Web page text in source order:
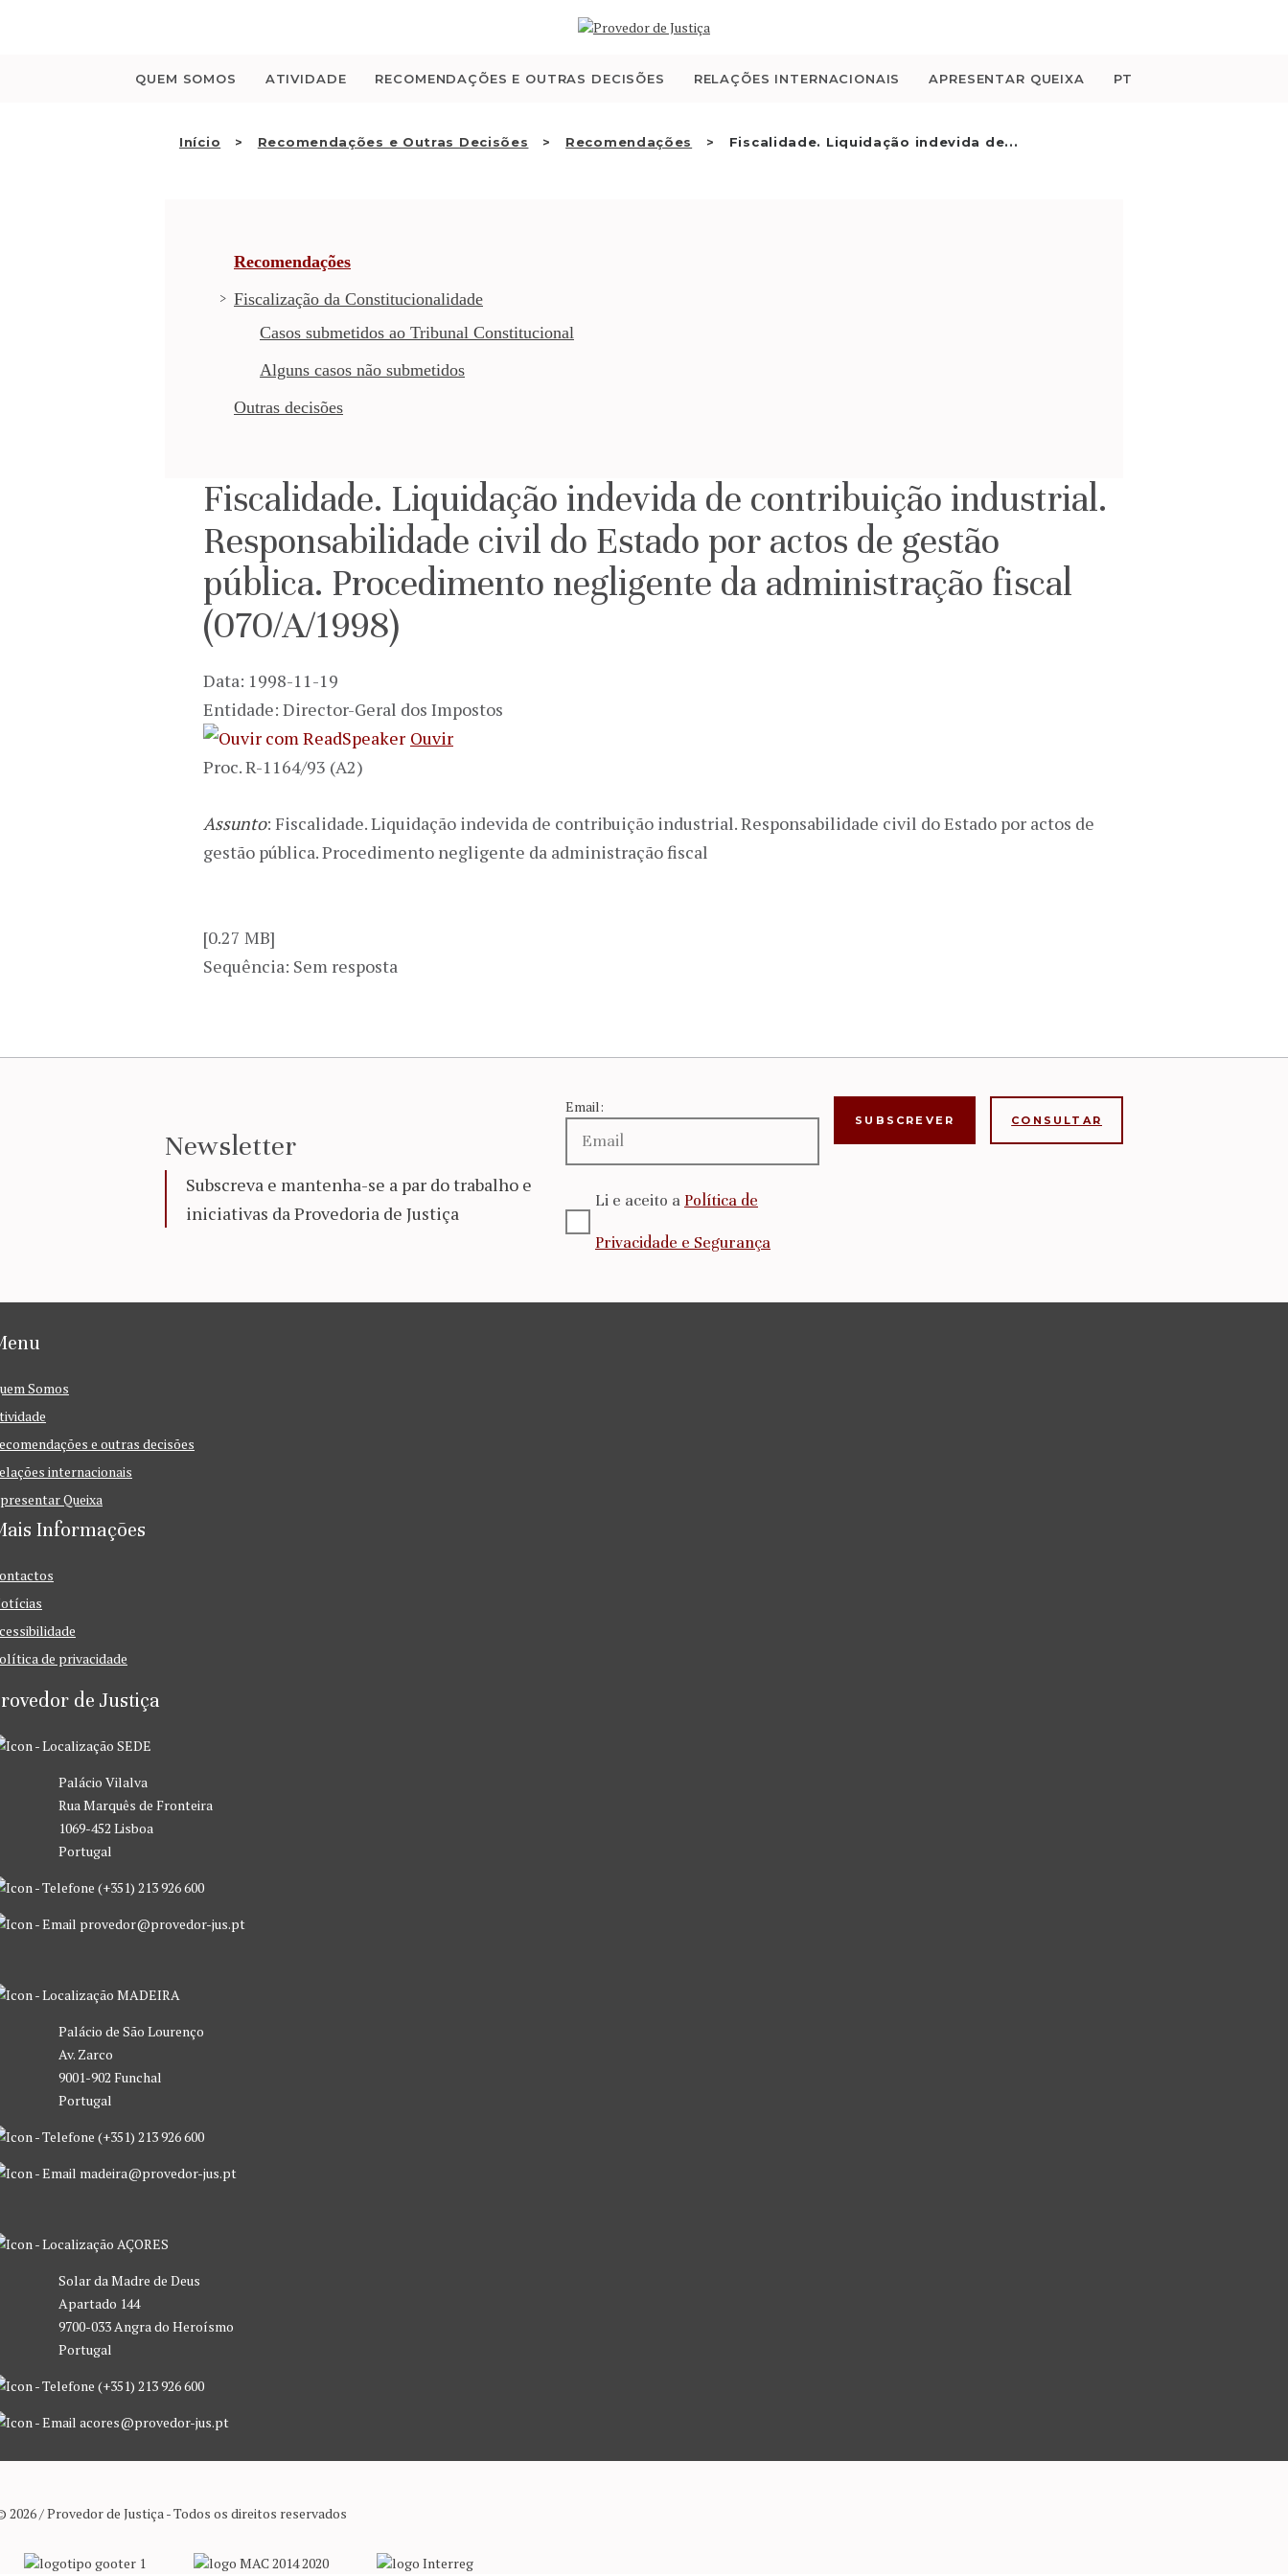
QUEM SOMOS ATIVIDADE RECOMENDAÇÕES E OUTRAS DECISÕES RELAÇÕES INTERNACIONAIS APRESENTAR QUEIXA PT
Início Recomendações e Outras Decisões Recomendações Fiscalidade. Liquidação indevida de...
QUEM SOMOS
ATIVIDADE
RECOMENDAÇÕES E
APRESENTAR QUEIXA
Recomendações
Fiscalização da Constitucionalidade
Casos submetidos ao Tribunal Constitucional
Alguns casos não submetidos
Outras decisões
Fiscalidade. Liquidação indevida de contribuição industrial.
Responsabilidade civil do Estado por actos de gestão
pública. Procedimento negligente da administração fiscal
(070/A/1998)
Data: 1998-11-19
Entidade: Director-Geral dos Impostos
Ouvir
Proc. R-1164/93 (A2)
Assunto: Fiscalidade. Liquidação indevida de contribuição industrial. Responsabilidade civil do Estado por actos de
gestão pública. Procedimento negligente da administração fiscal
[0.27 MB]
Sequência: Sem resposta
Newsletter
Subscreva e mantenha-se a par do trabalho e
iniciativas da Provedoria de Justiça
Email:
Li e aceito a Política de
Privacidade e Segurança
CONSULTAR
Somos
e outras decisões
internacionais
Queixa
Informações
de privacidade
de Justiça
SEDE
Palácio Vilalva
Rua Marquês de Fronteira
1069-452 Lisboa
Portugal
(+351) 213 926 600
provedor@provedor-jus.pt
MADEIRA
Palácio de São Lourenço
Av. Zarco
9001-902 Funchal
Portugal
(+351) 213 926 600
madeira@provedor-jus.pt
AÇORES
Solar da Madre de Deus
Apartado 144
9700-033 Angra do Heroísmo
Portugal
(+351) 213 926 600
acores@provedor-jus.pt
2026 / Provedor de Justiça - Todos os direitos reservados